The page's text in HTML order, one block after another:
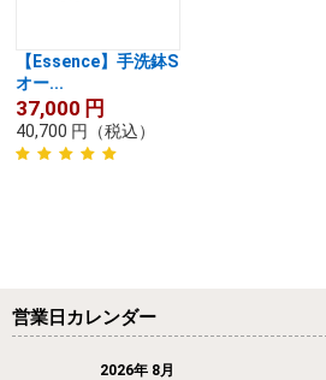
【Essence】手洗鉢S
オー...
37,000 円
40,700 円 （税込）
営業日カレンダー
2026年 8月